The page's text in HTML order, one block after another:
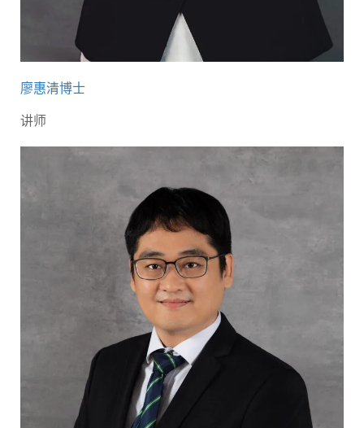
廖惠清博士
讲师